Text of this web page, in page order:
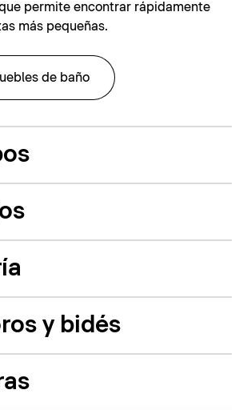
permite encontrar rápidamente
más pequeñas.
de baño
y bidés